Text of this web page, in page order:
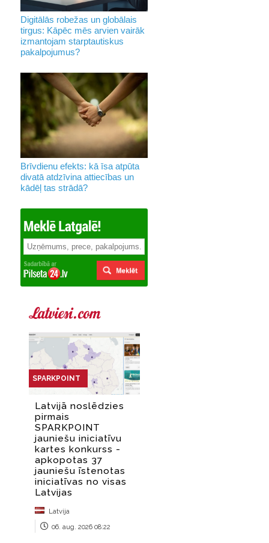
Digitālās robežas un globālais
tirgus: Kāpēc mēs arvien vairāk
izmantojam starptautiskus
pakalpojumus?
Brīvdienu efekts: kā īsa atpūta
divatā atdzīvina attiecības un
kādēļ tas strādā?